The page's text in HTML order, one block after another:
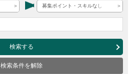
募集ポイント・スキルなし
検索する
検索条件を解除